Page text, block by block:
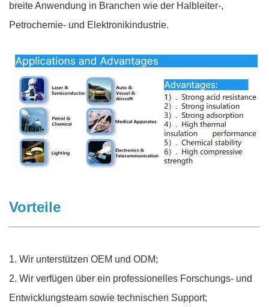
breite Anwendung in Branchen wie der Halbleiter-,
Petrochemie- und Elektronikindustrie.
Vorteile
1. Wir unterstützen OEM und ODM;
2. Wir verfügen über ein professionelles Forschungs- und
Entwicklungsteam sowie technischen Support;